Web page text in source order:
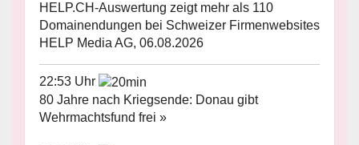
HELP.CH-Auswertung zeigt mehr als 110
Domainendungen bei Schweizer Firmenwebsites
HELP Media AG, 06.08.2026
22:53 Uhr
80 Jahre nach Kriegsende: Donau gibt
Wehrmachtsfund frei »